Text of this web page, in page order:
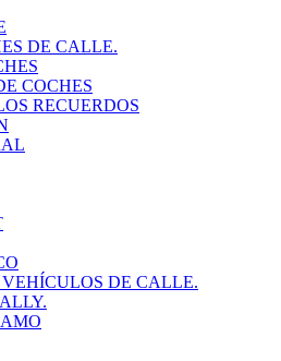
DE CALLE.
COCHES
RECUERDOS
DE CALLE.